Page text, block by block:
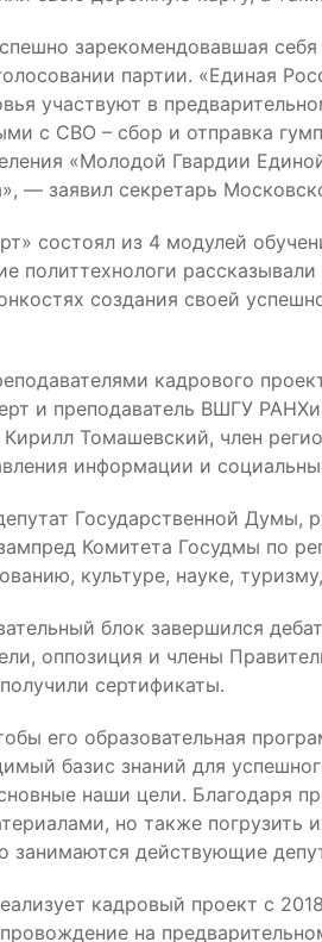
зарекомендовавшая
партии. «Единая
участвуют в
с СВО – сбор и отправка
«Молодой Гвардии
— заявил секретарь
состоял из 4 модулей
политтехнологи
создания своей
кадрового
и преподаватель ВШГУ
Томашевский, член
информации и
Государственной Думы,
Комитета Госудмы по
культуре, науке,
блок завершился
оппозиция и члены
сертификаты.
его образовательная
базис знаний для
наши цели. Благодаря
но также погрузить
занимаются действующие
кадровый проект с
на